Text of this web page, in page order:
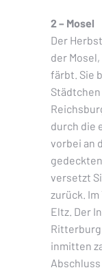
2 – Mosel
Der
der
färbt. Sie
durch die
vorbei an
versetzt
zurück.
Eltz. Der
inmitten